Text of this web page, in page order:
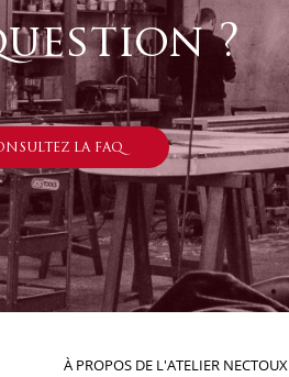
?
LA FAQ
À PROPOS DE L'ATELIER NECTOUX